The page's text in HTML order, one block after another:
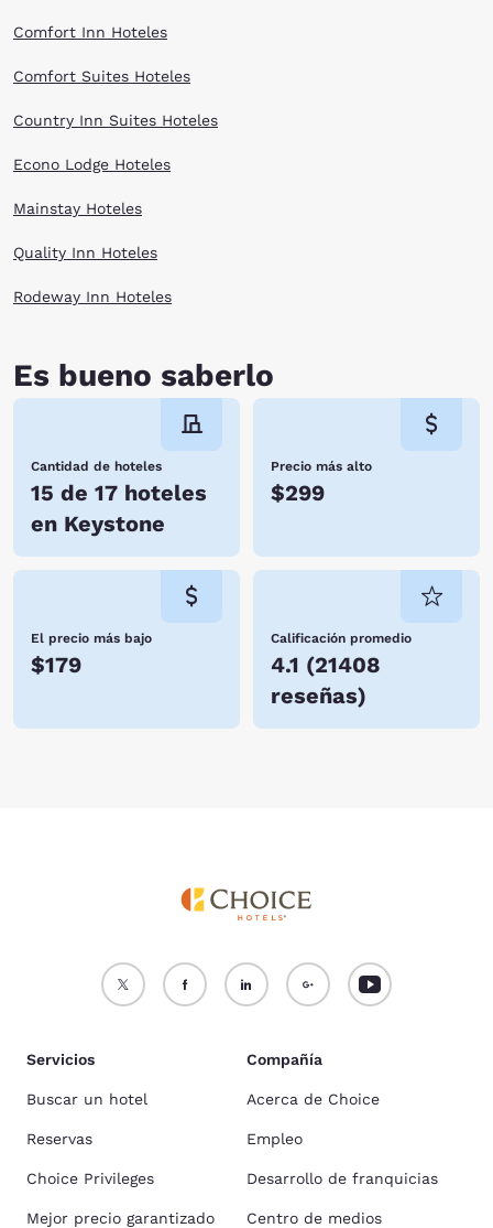
Keystone, SD. Book a room online now!
Comfort Inn Hoteles
Comfort Suites Hoteles
Country Inn Suites Hoteles
Econo Lodge Hoteles
Mainstay Hoteles
Quality Inn Hoteles
Rodeway Inn Hoteles
Es bueno saberlo
Cantidad de hoteles
15 de 17 hoteles
en Keystone
Precio más alto
$299
El precio más bajo
$179
Calificación promedio
4.1 (21408
reseñas)
Servicios
Buscar un hotel
Reservas
Choice Privileges
Mejor precio garantizado
Compañía
Acerca de Choice
Empleo
Desarrollo de franquicias
Centro de medios